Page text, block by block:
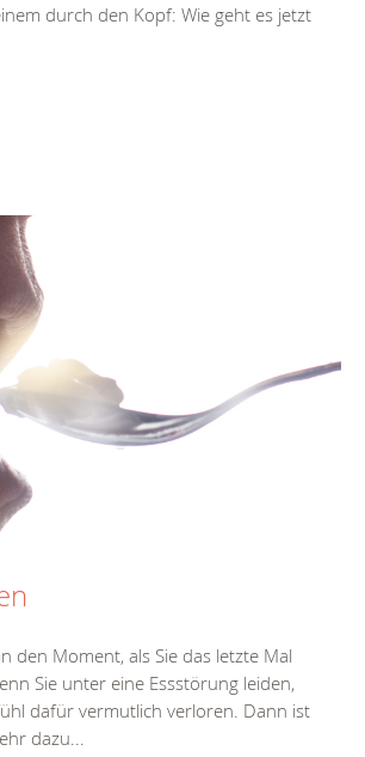
durch den Kopf: Wie geht es jetzt
den Moment, als Sie das letzte Mal
Sie unter eine Essstörung leiden,
dafür vermutlich verloren. Dann ist
dazu...